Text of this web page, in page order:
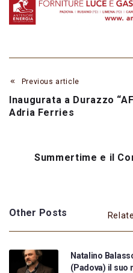
Previous article
Inaugurata a Durazzo
Adria Ferries
Summertime e il
Other Posts
Natalino
(Padova) il suo